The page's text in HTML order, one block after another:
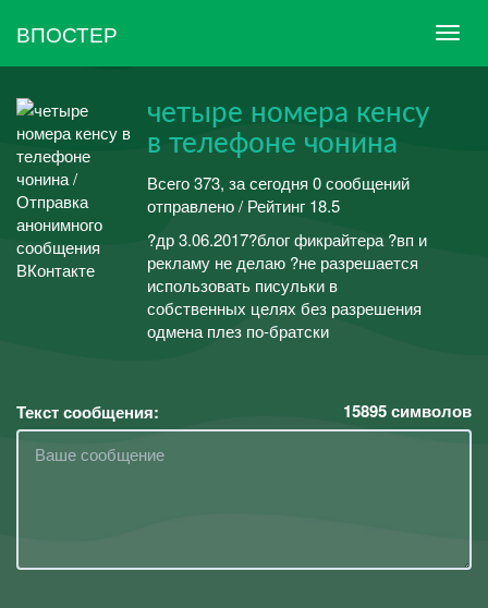
ВПОСТЕР
четыре номера кенсу
в телефоне чонина
Всего 373, за сегодня 0 сообщений
отправлено / Рейтинг 18.5
?др 3.06.2017?блог фикрайтера ?вп и
рекламу не делаю ?не разрешается
использовать писульки в
собственных целях без разрешения
одмена плез по-братски
Текст сообщения: 15895символов